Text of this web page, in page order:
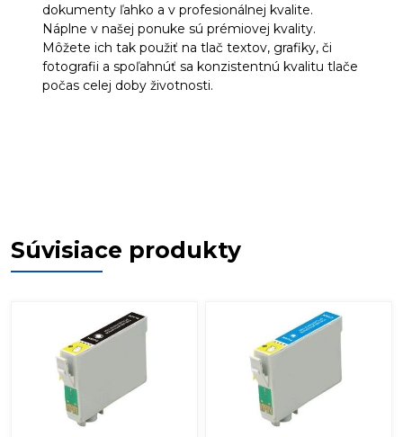
dokumenty ľahko a v profesionálnej kvalite.
Náplne v našej ponuke sú prémiovej kvality.
Môžete ich tak použiť na tlač textov, grafiky, či
fotografii a spoľahnúť sa konzistentnú kvalitu tlače
počas celej doby životnosti.
Súvisiace produkty